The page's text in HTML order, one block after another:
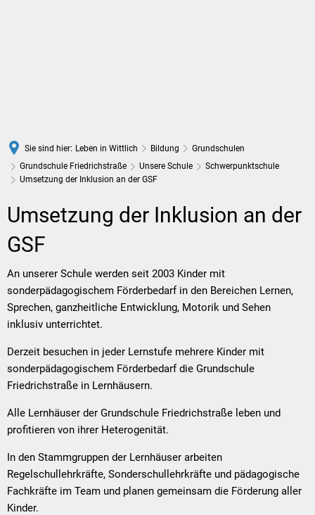
Sie sind hier: Leben in Wittlich Bildung
Grundschulen
Grundschule Friedrichstraße
Unsere Schule
Schwerpunktschule
Umsetzung der Inklusion an der GSF
Umsetzung
der
Inklusion
an
der
GSF
Umsetzung der Inklusion an der
GSF
An unserer Schule werden seit 2003 Kinder mit
sonderpädagogischem Förderbedarf in den Bereichen Lernen,
Sprechen, ganzheitliche Entwicklung, Motorik und Sehen
inklusiv unterrichtet.
Derzeit besuchen in jeder Lernstufe mehrere Kinder mit
sonderpädagogischem Förderbedarf die Grundschule
Friedrichstraße in Lernhäusern.
Alle Lernhäuser der Grundschule Friedrichstraße leben und
profitieren von ihrer Heterogenität.
In den Stammgruppen der Lernhäuser arbeiten
Regelschullehrkräfte, Sonderschullehrkräfte und pädagogische
Fachkräfte im Team und planen gemeinsam die Förderung aller
Kinder.